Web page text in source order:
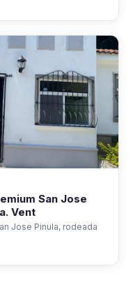
San Jose
Vent
Jose Pinula, rodeada